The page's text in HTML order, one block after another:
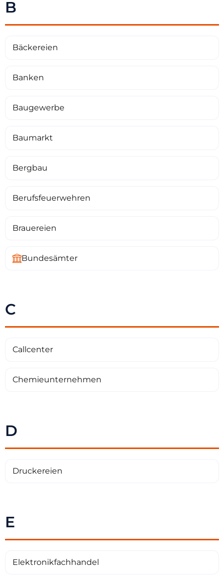
B
Bäckereien
Banken
Baugewerbe
Baumarkt
Bergbau
Berufsfeuerwehren
Brauereien
Bundesämter
C
Callcenter
Chemieunternehmen
D
Druckereien
E
Elektronikfachhandel